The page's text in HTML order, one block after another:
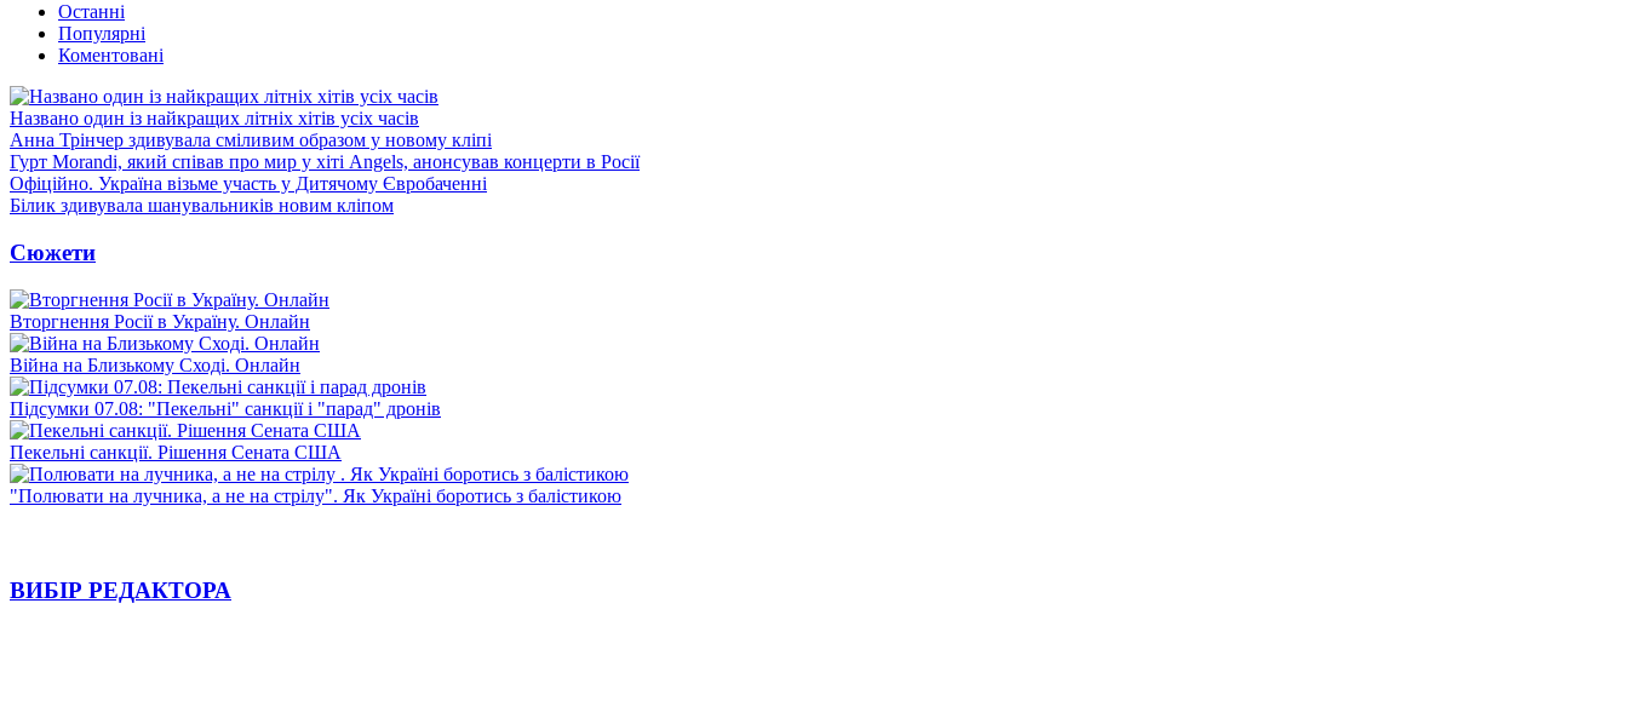
Останні
Популярні
Коментовані
Названо один із найкращих літніх хітів усіх часів
Анна Трінчер здивувала сміливим образом у новому кліпі
Гурт Morandi, який співав про мир у хіті Angels, анонсував концерти в Росії
Офіційно. Україна візьме участь у Дитячому Євробаченні
Білик здивувала шанувальників новим кліпом
Сюжети
Вторгнення Росії в Україну. Онлайн
Війна на Близькому Сході. Онлайн
Підсумки 07.08: "Пекельні" санкції і "парад" дронів
Пекельні санкції. Рішення Сената США
"Полювати на лучника, а не на стрілу". Як Україні боротись з балістикою
ВИБІР РЕДАКТОРА